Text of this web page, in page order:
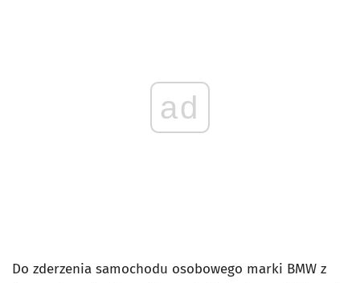
ad
Do zderzenia samochodu osobowego marki BMW z